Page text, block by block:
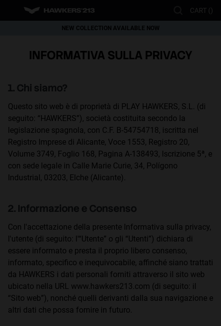
Cookies are small text files that can be used by websites to make a user's
need your permission.
party services that appear on our pages.
You can at any time change or withdraw your consent from the Cookie
Declaration on our website.
Learn more about who we are, how you can contact us and how we
process personal data in our Privacy Policy.
Please state your consent ID and date when you contact us regarding your
Analytical
Personalization
CART ()
NEW COLLECTION AVAILABLE NOW
INFORMATIVA SULLA PRIVACY
1. Chi siamo?
Questo sito web è di proprietà di PLAY HAWKERS, S.L. (di
seguito: “HAWKERS”), società costituita secondo la
legislazione spagnola, con C.F. B-54754718, iscritta nel
Registro Imprese di Alicante, Voce 1553, Registro 20,
Volume 3749, Foglio 168, Pagina A-138493, Iscrizione 5ª, e
con sede legale in Calle Marie Curie, 34, Polígono
Industrial, 03203, Elche (Alicante).
2. Informazione e Consenso
Con l'accettazione della presente Informativa sulla privacy,
l'utente (di seguito: l'“Utente” o gli “Utenti”) dichiara di
essere informato e presta il proprio libero consenso,
informato, specifico e inequivocabile, affinché siano trattati
da HAWKERS i dati personali forniti attraverso il sito web
ubicato nella URL www.hawkers213.com (di seguito: il
“Sito web”), nonché quelli derivanti dalla sua navigazione e
altri dati che possa fornire in futuro.